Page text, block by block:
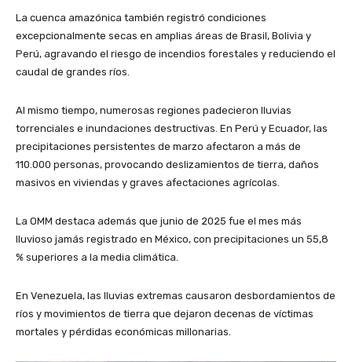
La cuenca amazónica también registró condiciones
excepcionalmente secas en amplias áreas de Brasil, Bolivia y
Perú, agravando el riesgo de incendios forestales y reduciendo el
caudal de grandes ríos.
Al mismo tiempo, numerosas regiones padecieron lluvias
torrenciales e inundaciones destructivas. En Perú y Ecuador, las
precipitaciones persistentes de marzo afectaron a más de
110.000 personas, provocando deslizamientos de tierra, daños
masivos en viviendas y graves afectaciones agrícolas.
La OMM destaca además que junio de 2025 fue el mes más
lluvioso jamás registrado en México, con precipitaciones un 55,8
% superiores a la media climática.
En Venezuela, las lluvias extremas causaron desbordamientos de
ríos y movimientos de tierra que dejaron decenas de víctimas
mortales y pérdidas económicas millonarias.